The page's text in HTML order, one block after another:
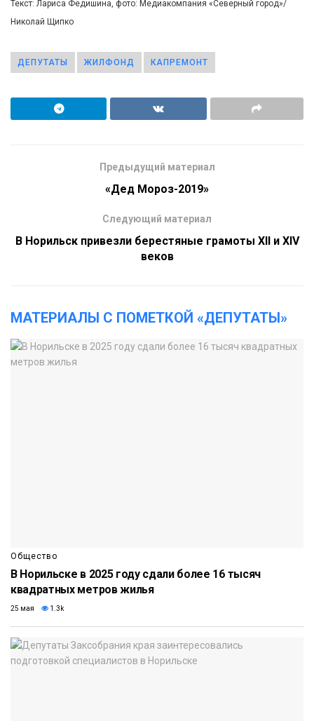
Текст: Лариса Федишина, фото: Медиакомпания «Северный город»/
Николай Щипко
ДЕПУТАТЫ ЖИЛФОНД КАПРЕМОНТ
Предыдущий материал
«Дед Мороз-2019»
Следующий материал
В Норильск привезли берестяные грамоты XII и XIV
веков
МАТЕРИАЛЫ С ПОМЕТКОЙ «ДЕПУТАТЫ»
Общество
В Норильске в 2025 году сдали более 16 тысяч
квадратных метров жилья
25 мая 1.3k